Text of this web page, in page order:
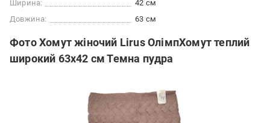
Ширина:
42 см
Довжина:
63 см
Фото Хомут жіночий Lirus ОлімпХомут теплий
широкий 63х42 см Темна пудра